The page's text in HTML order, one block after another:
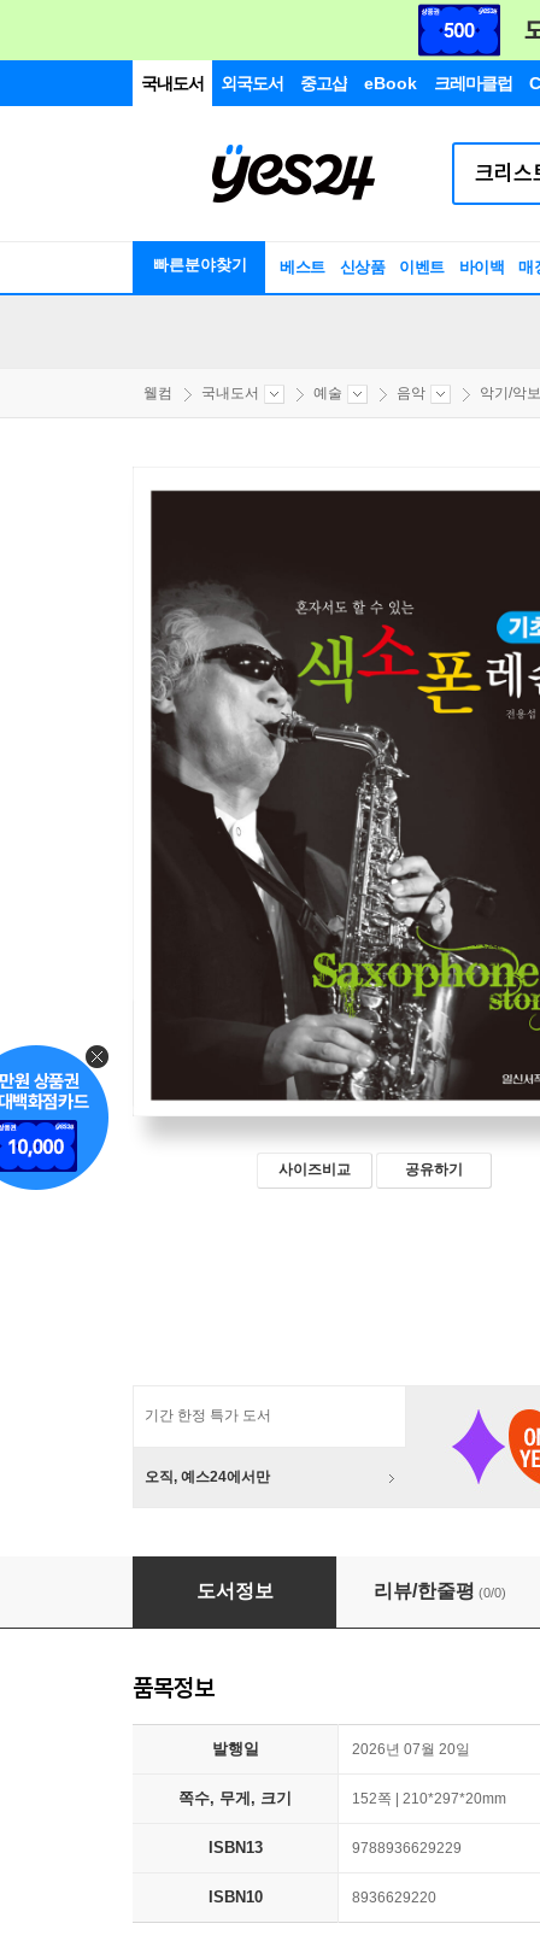
국내도서 외국도서 중고샵 eBook 크레마클럽
빠른분야찾기 베스트 신상품 이벤트 바이백 매
웰컴 국내도서 예술 음악 악기/악
사이즈비교 공유하기
기간 한정 특가 도서
오직, 예스24에서만
기초 색소폰 레슨
도서정보 리뷰/한줄평 (0/0)
품목정보
발행일 2026년 07월 20일
쪽수, 무게, 크기 152쪽 | 210*297*20mm
ISBN13 9788936629229
ISBN10 8936629220